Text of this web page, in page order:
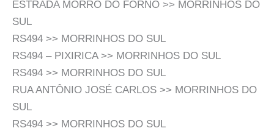
ESTRADA MORRO DO FORNO >> MORRINHOS DO
SUL
RS494 >> MORRINHOS DO SUL
RS494 – PIXIRICA >> MORRINHOS DO SUL
RS494 >> MORRINHOS DO SUL
RUA ANTÔNIO JOSÉ CARLOS >> MORRINHOS DO
SUL
RS494 >> MORRINHOS DO SUL